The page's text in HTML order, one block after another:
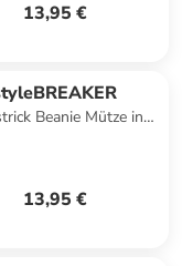
13,95 €
Beanie Mütze in
13,95 €